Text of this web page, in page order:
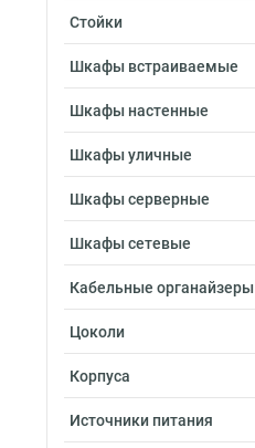
Стойки
Шкафы встраиваемые
Шкафы настенные
Шкафы уличные
Шкафы серверные
Шкафы сетевые
Кабельные органайзеры
Цоколи
Корпуса
Источники питания